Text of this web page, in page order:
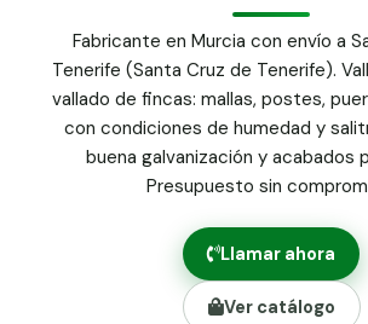
Malla triple torsión
Panel malla H.
Poste malla Hércules
Poste malla simple torsión
Alambre de espino galvanizado
Alambre liso galvanizado
Malla ocultación 70 g/m² verde
Grapa malla H.
Grapadora
Fabricante en Murcia con envío a
Tenerife (Santa Cruz de Tenerife).
vallado de fincas: mallas, postes,
con condiciones de humedad y
buena galvanización y acabados
Presupuesto sin
Llamar ahora
Ver catálogo